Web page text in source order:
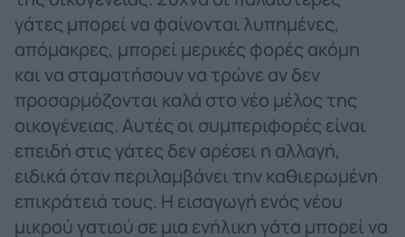
γάτες μπορεί να φαίνονται λυπημένες,
απόμακρες, μπορεί μερικές φορές ακόμη
και να σταματήσουν να τρώνε αν δεν
προσαρμόζονται καλά στο νέο μέλος της
οικογένειας. Αυτές οι συμπεριφορές είναι
επειδή στις γάτες δεν αρέσει η αλλαγή,
ειδικά όταν περιλαμβάνει την καθιερωμένη
επικράτειά τους. Η εισαγωγή ενός νέου
μικρού γατιού σε μια ενήλικη γάτα μπορεί να